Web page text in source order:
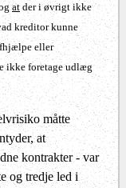
at der i øvrigt ikke
kreditor kunne
eller
ikke foretage udlæg
måtte
at
kontrakter - var
og tredje led i